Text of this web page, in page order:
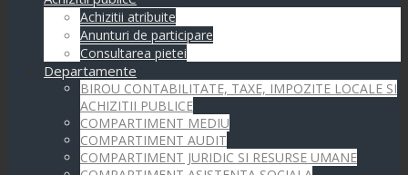
Achizitii atribuite
Anunturi de participare
Consultarea pietei
Departamente
BIROU CONTABILITATE, TAXE, IMPOZITE LOCALE SI
ACHIZITII PUBLICE
COMPARTIMENT MEDIU
COMPARTIMENT AUDIT
COMPARTIMENT JURIDIC SI RESURSE UMANE